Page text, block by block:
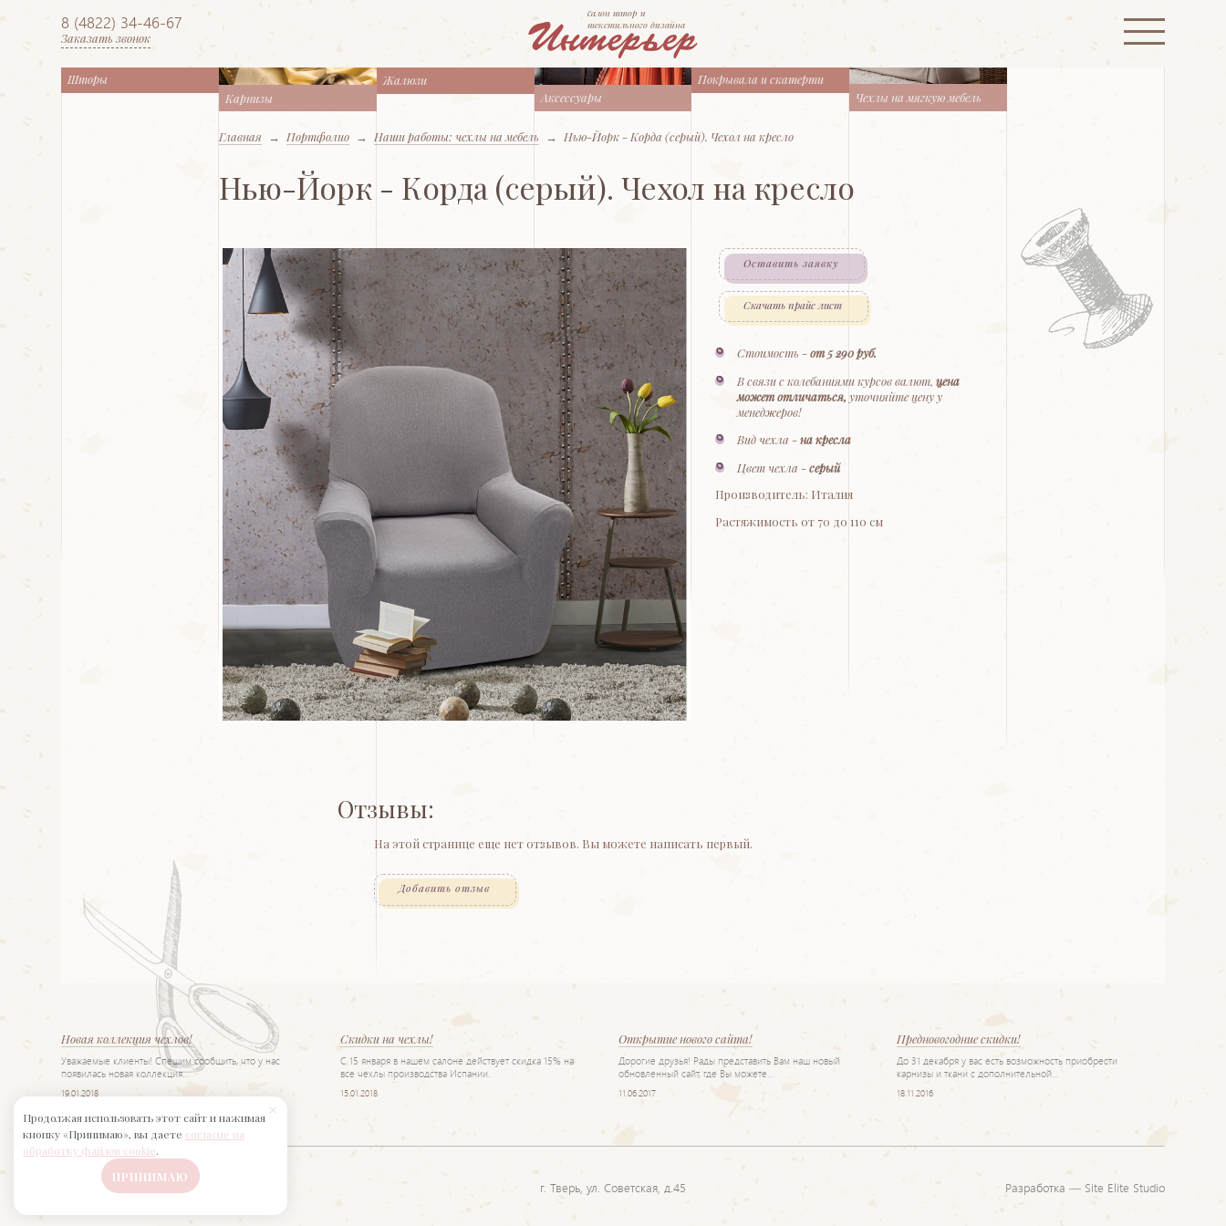
8 (4822) 34-46-67
Заказать звонок
cалон штор и
текстильного дизайна
Шторы
Карнизы
Жалюзи
Аксессуары
Покрывала и скатерти
Чехлы на мягкую мебель
Главная → Портфолио → Наши работы: чехлы на мебель → Нью-Йорк - Корда (серый). Чехол на кресло
Нью-Йорк - Корда (серый). Чехол на кресло
Оставить заявку
Скачать прайс лист
Стоимость -от 5 290 руб.
В связи с колебаниями курсов валют, цена
может отличаться, уточняйте цену у
менеджеров!
Вид чехла -на кресла
Цвет чехла -серый
Производитель: Италия
Растяжимость от 70 до 110 см
Отзывы:
На этой странице еще нет отзывов. Вы можете написать первый.
Добавить отзыв
Новая коллекция чехлов!
Уважаемые клиенты! Спешим сообщить, что у нас
появилась новая коллекция…
19.01.2018
Скидки на чехлы!
С 15 января в нашем салоне действует скидка 15% на
все чехлы производства Испании.
15.01.2018
Открытие нового сайта!
Дорогие друзья! Рады представить Вам наш новый
обновленный сайт, где Вы можете…
11.06.2017
Предновогодние скидки!
До 31 декабря у вас есть возможность приобрести
карнизы и ткани с дополнительной…
18.11.2016
Салон «Интерьер» © 2017 г. Тверь, ул. Советская, д.45 Разработка — Site Elite Studio
Продолжая использовать этот сайт и нажимая
кнопку «Принимаю», вы даете согласие на
обработку файлов cookie.
ПРИНИМАЮ